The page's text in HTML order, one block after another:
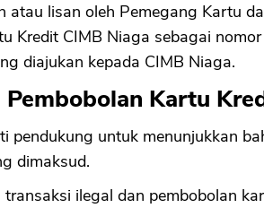
atau lisan oleh Pemegang Kartu
Kredit CIMB Niaga sebagai
diajukan kepada CIMB Niaga.
Kartu
pendukung untuk menunjukkan
dimaksud.
ilegal dan pembobolan